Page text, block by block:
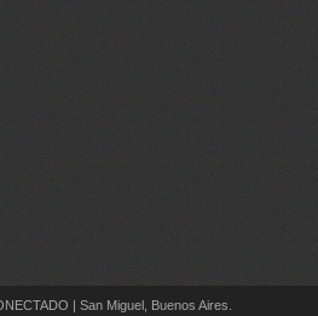
| San Miguel, Buenos Aires.